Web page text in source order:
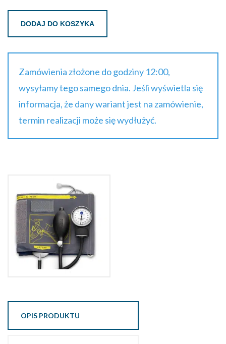
DODAJ DO KOSZYKA
Zamówienia złożone do godziny 12:00,
wysyłamy tego samego dnia. Jeśli wyświetla się
informacja, że dany wariant jest na zamówienie,
termin realizacji może się wydłużyć.
OPIS PRODUKTU